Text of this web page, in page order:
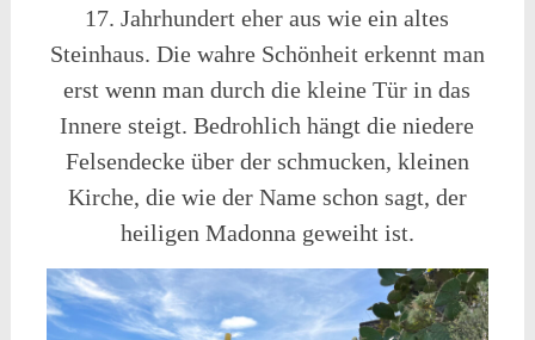
17. Jahrhundert eher aus wie ein altes
Steinhaus. Die wahre Schönheit erkennt man
erst wenn man durch die kleine Tür in das
Innere steigt. Bedrohlich hängt die niedere
Felsendecke über der schmucken, kleinen
Kirche, die wie der Name schon sagt, der
heiligen Madonna geweiht ist.